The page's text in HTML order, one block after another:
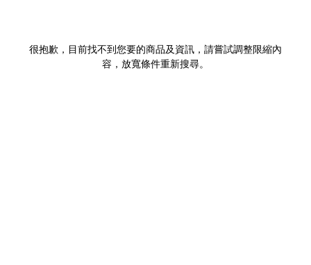
很抱歉，目前找不到您要的商品及資訊，請嘗試調整限縮內
容，放寬條件重新搜尋。